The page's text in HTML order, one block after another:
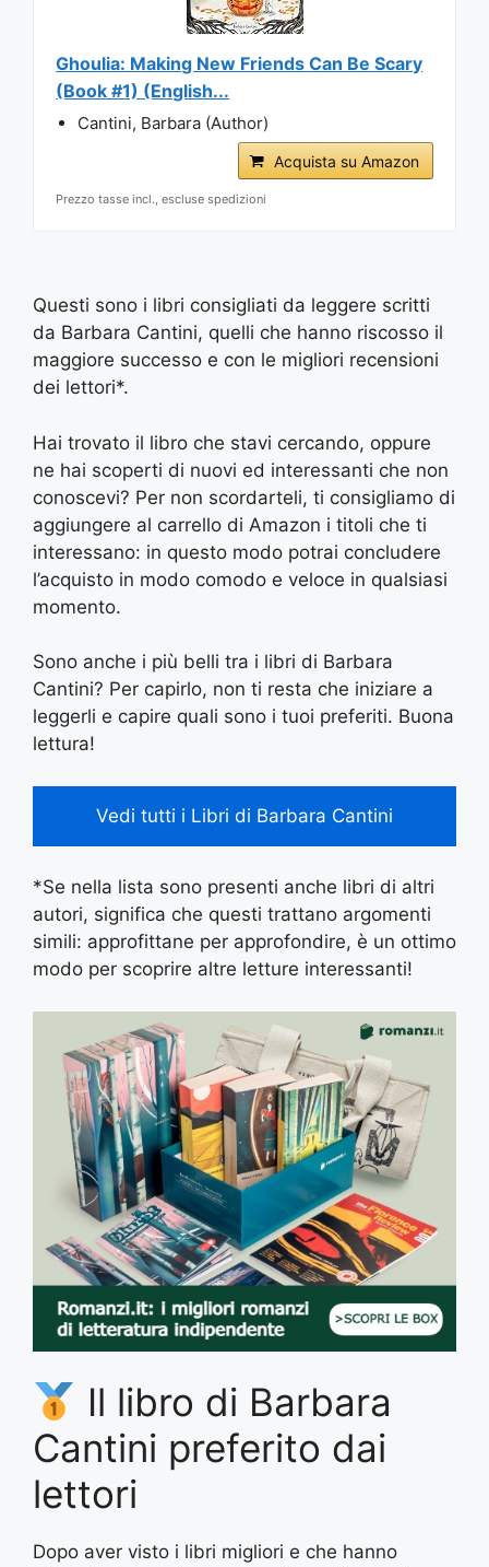
Ghoulia: Making New Friends Can Be Scary
(Book #1) (English...
Cantini, Barbara (Author)
Acquista su Amazon
Prezzo tasse incl., escluse spedizioni
Questi sono i libri consigliati da leggere scritti
da Barbara Cantini, quelli che hanno riscosso il
maggiore successo e con le migliori recensioni
dei lettori*.
Hai trovato il libro che stavi cercando, oppure
ne hai scoperti di nuovi ed interessanti che non
conoscevi? Per non scordarteli, ti consigliamo di
aggiungere al carrello di Amazon i titoli che ti
interessano: in questo modo potrai concludere
l’acquisto in modo comodo e veloce in qualsiasi
momento.
Sono anche i più belli tra i libri di Barbara
Cantini? Per capirlo, non ti resta che iniziare a
leggerli e capire quali sono i tuoi preferiti. Buona
lettura!
Vedi tutti i Libri di Barbara Cantini
*Se nella lista sono presenti anche libri di altri
autori, significa che questi trattano argomenti
simili: approfittane per approfondire, è un ottimo
modo per scoprire altre letture interessanti!
Il libro di Barbara
Cantini preferito dai
lettori
Dopo aver visto i libri migliori e che hanno